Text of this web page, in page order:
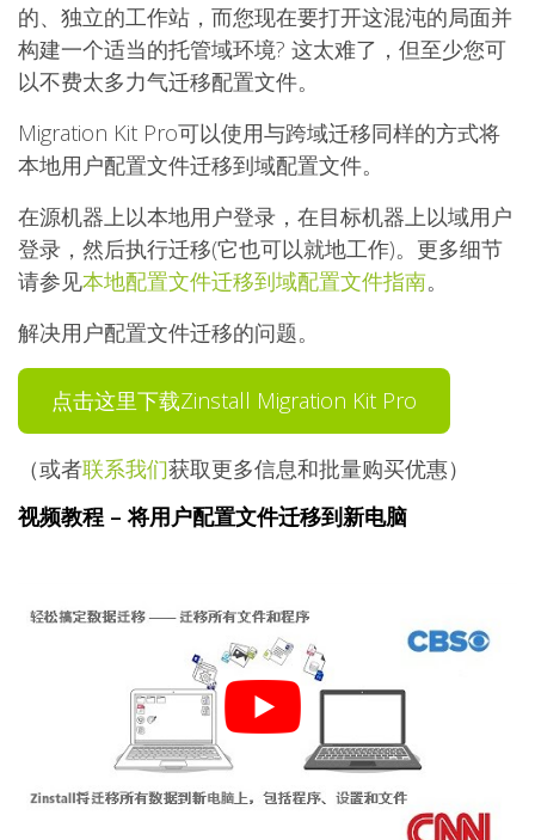
的、独立的工作站，而您现在要打开这混沌的局面并
构建一个适当的托管域环境? 这太难了，但至少您可
以不费太多力气迁移配置文件。
Migration Kit Pro可以使用与跨域迁移同样的方式将
本地用户配置文件迁移到域配置文件。
在源机器上以本地用户登录，在目标机器上以域用户
登录，然后执行迁移(它也可以就地工作)。更多细节
请参见本地配置文件迁移到域配置文件指南。
解决用户配置文件迁移的问题。
点击这里下载Zinstall Migration Kit Pro
（或者联系我们获取更多信息和批量购买优惠）
视频教程 – 将用户配置文件迁移到新电脑